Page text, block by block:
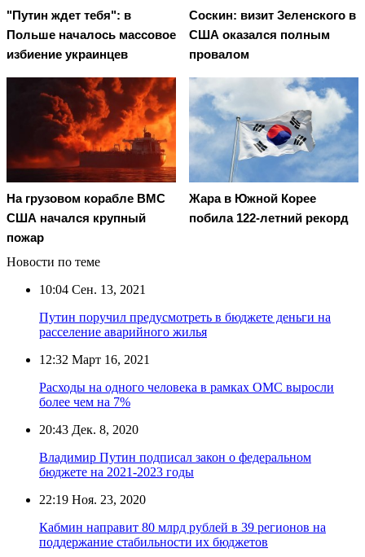
"Путин ждет тебя": в
Польше началось массовое
избиение украинцев
Соскин: визит Зеленского в
США оказался полным
провалом
На грузовом корабле ВМС
США начался крупный
пожар
Жара в Южной Корее
побила 122-летний рекорд
Новости по теме
10:04 Сен. 13, 2021
Путин поручил предусмотреть в бюджете деньги на
расселение аварийного жилья
12:32 Март 16, 2021
Расходы на одного человека в рамках ОМС выросли
более чем на 7%
20:43 Дек. 8, 2020
Владимир Путин подписал закон о федеральном
бюджете на 2021-2023 годы
22:19 Ноя. 23, 2020
Кабмин направит 80 млрд рублей в 39 регионов на
поддержание стабильности их бюджетов